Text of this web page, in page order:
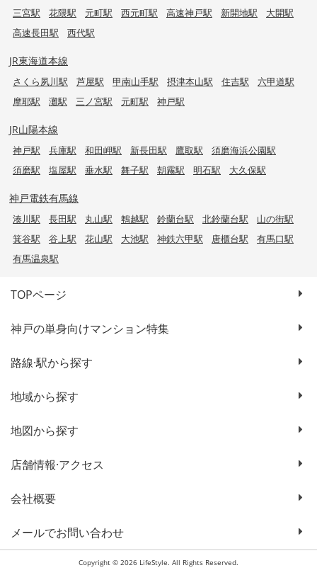
三宮駅 花隈駅 元町駅 西元町駅 高速神戸駅 新開地駅
大開駅
高速長田駅
西代駅
JR東海道本線
さくら夙川駅 芦屋駅 甲南山手駅 摂津本山駅 住吉駅
六甲道駅
摩耶駅
灘駅 三ノ宮駅 元町駅 神戸駅
JR山陽本線
神戸駅 兵庫駅 和田岬駅 新長田駅 鷹取駅
須磨海浜公園駅
須磨駅
塩屋駅 垂水駅 舞子駅 朝霧駅 明石駅 大久保駅
神戸電鉄有馬線
湊川駅 長田駅 丸山駅 鵯越駅 鈴蘭台駅 北鈴蘭台駅
山の街駅
箕谷駅
谷上駅 花山駅 大池駅 神鉄六甲駅 唐櫃台駅
有馬口駅
有馬温泉駅
TOPページ
神戸の単身向けマンション特集
路線·駅から探す
地域から探す
地図から探す
店舗情報·アクセス
会社概要
メールでお問い合わせ
Copyright © 2026 LifeStyle. All Rights Reserved.